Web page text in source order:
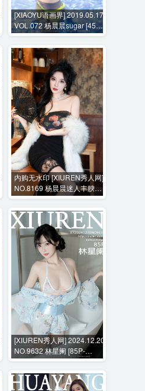
[XIAOYU语画界] 2019.05.17
VOL.072 杨晨晨sugar [45P-
155MB]
内购无水印 [XIUREN秀人网]
NO.8169 杨晨晨迷人丰腴身
材+花絮视频 [104P+1V-
1192MB]
[XIUREN秀人网] 2024.12.20
NO.9632 林星阑 [85P-
654MB]